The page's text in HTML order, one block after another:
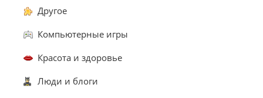
Другое
Компьютерные игры
Красота и здоровье
Люди и блоги